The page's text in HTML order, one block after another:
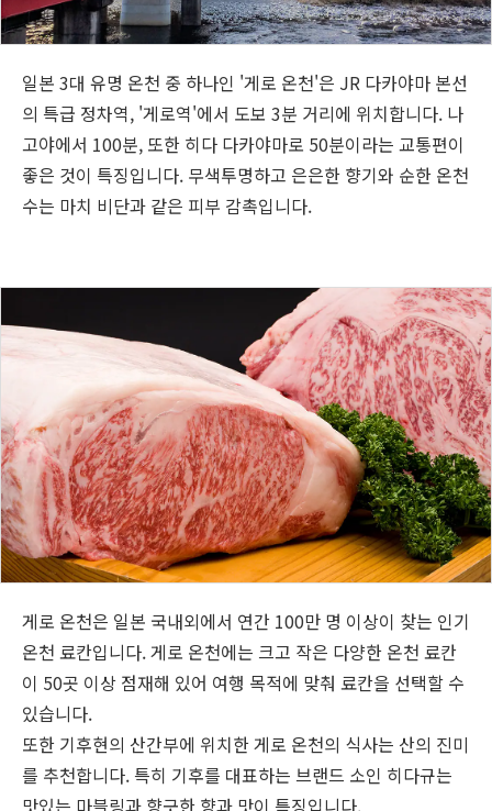
일본 3대 유명 온천 중 하나인 '게로 온천'은 JR 다카야마 본선
의 특급 정차역, '게로역'에서 도보 3분 거리에 위치합니다. 나
고야에서 100분, 또한 히다 다카야마로 50분이라는 교통편이
좋은 것이 특징입니다. 무색투명하고 은은한 향기와 순한 온천
수는 마치 비단과 같은 피부 감촉입니다.
게로 온천은 일본 국내외에서 연간 100만 명 이상이 찾는 인기
온천 료칸입니다. 게로 온천에는 크고 작은 다양한 온천 료칸
이 50곳 이상 점재해 있어 여행 목적에 맞춰 료칸을 선택할 수
있습니다.
또한 기후현의 산간부에 위치한 게로 온천의 식사는 산의 진미
를 추천합니다. 특히 기후를 대표하는 브랜드 소인 히다규는
맛있는 마블링과 향긋한 향과 맛이 특징입니다.